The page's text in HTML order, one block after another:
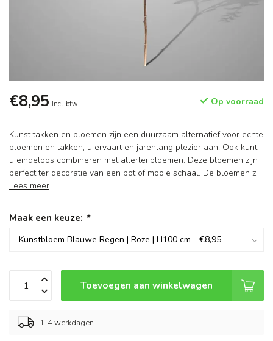
€8,95 Incl. btw Op voorraad
Kunst takken en bloemen zijn een duurzaam alternatief voor echte
bloemen en takken, u ervaart en jarenlang plezier aan! Ook kunt
u eindeloos combineren met allerlei bloemen. Deze bloemen zijn
perfect ter decoratie van een pot of mooie schaal. De bloemen z
Lees meer.
Maak een keuze: *
Toevoegen aan winkelwagen
1-4 werkdagen